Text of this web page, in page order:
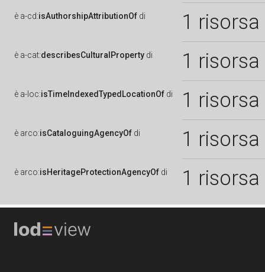
è a-cd:isAuthorshipAttributionOf di 1 risorsa
è a-cat:describesCulturalProperty di 1 risorsa
è a-loc:isTimeIndexedTypedLocationOf di 1 risorsa
è arco:isCataloguingAgencyOf di 1 risorsa
è arco:isHeritageProtectionAgencyOf di 1 risorsa